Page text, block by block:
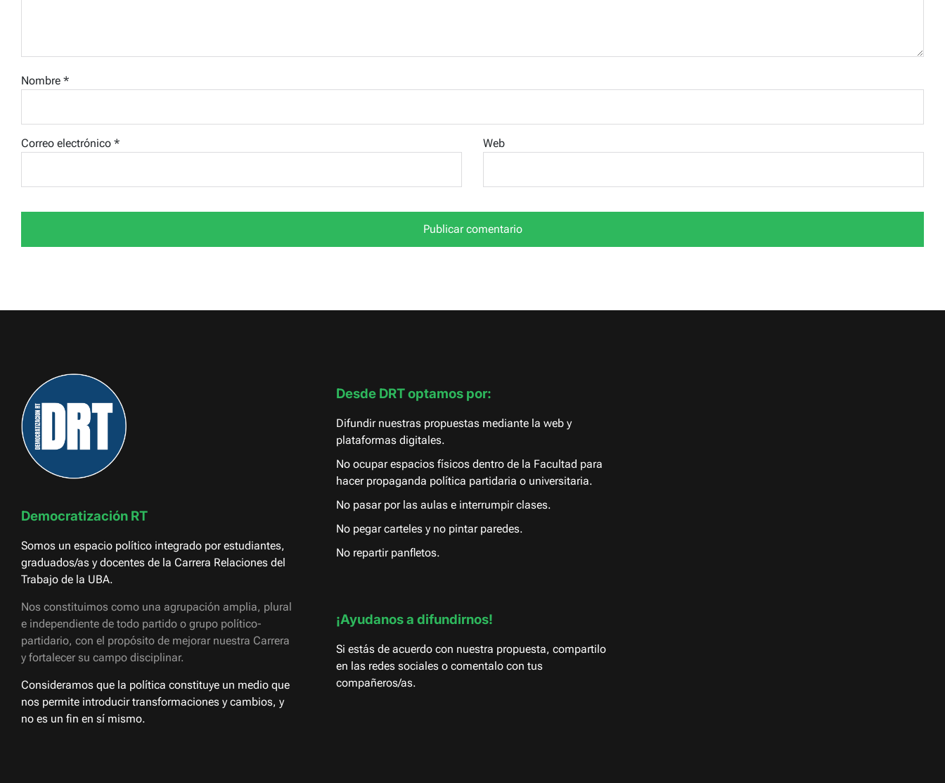
Nombre *
Correo electrónico * Web
Democratización RT
Somos un espacio político integrado por estudiantes,
graduados/as y docentes de la Carrera Relaciones del
Trabajo de la UBA.
Nos constituimos como una agrupación amplia, plural
e independiente de todo partido o grupo político-
partidario, con el propósito de mejorar nuestra Carrera
y fortalecer su campo disciplinar.
Consideramos que la política constituye un medio que
nos permite introducir transformaciones y cambios, y
no es un fin en sí mismo.
Desde DRT optamos por:
Difundir nuestras propuestas mediante la web y
plataformas digitales.
No ocupar espacios físicos dentro de la Facultad para
hacer propaganda política partidaria o universitaria.
No pasar por las aulas e interrumpir clases.
No pegar carteles y no pintar paredes.
No repartir panfletos.
¡Ayudanos a difundirnos!
Si estás de acuerdo con nuestra propuesta, compartilo
en las redes sociales o comentalo con tus
compañeros/as.